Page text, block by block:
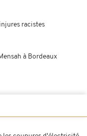
racistes
à Bordeaux